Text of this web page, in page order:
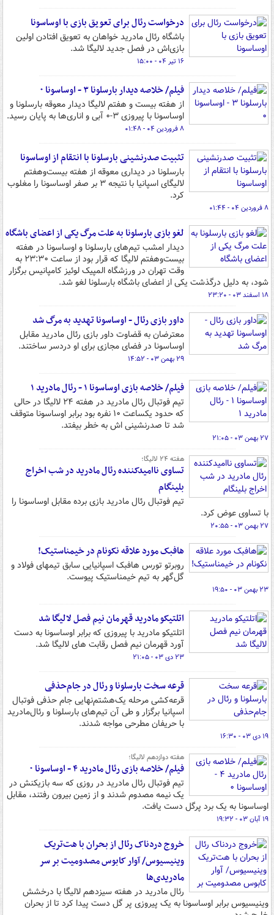
درخواست رئال برای تعویق بازی با اوساسونا
باشگاه رئال مادرید خواهان به تعویق افتادن اولین
بازی‌اش در فصل جدید لالیگا شد.
۱۶ تیر ۰۴ - ۱۵:۰۰
فیلم/ خلاصه دیدار بارسلونا ۳ - اوساسونا ۰
از هفته بیست و هفتم لالیگا دیدار معوقه بارسلونا و
اوساسونا با پیروزی ۳-۰ آبی و اناری‌ها به پایان رسید.
۸ فروردین ۰۴ - ۰۱:۴۸
تثبیت صدرنشینی بارسلونا با انتقام از اوساسونا
بارسلونا در دیداری معوقه از هفته‌ بیست‌وهفتم
لالیگای اسپانیا با نتیجه ۳ بر صفر اوساسونا را مغلوب
کرد.
۸ فروردین ۰۴ - ۰۱:۴۴
لغو بازی بارسلونا به علت مرگ یکی از اعضای باشگاه
دیدار امشب تیم‌های بارسلونا و اوساسونا در هفته
بیست‌وهفتم لالیگا که قرار بود از ساعت ۲۳:۳۰ به
وقت تهران در ورزشگاه المپیک لوئیز کامپانیس برگزار
شود، به دلیل درگذشت یکی از اعضای باشگاه بارسلونا لغو شد.
۱۸ اسفند ۰۳ - ۲۳:۲۰
داور بازی رئال - اوساسونا تهدید به مرگ شد
معترضان به قضاوت داور بازی رئال مادرید مقابل
اوساسونا در فضای مجازی برای او دردسر ساختند.
۲۹ بهمن ۰۳ - ۱۴:۵۲
فیلم/ خلاصه بازی اوساسونا ۱ - رئال مادرید ۱
تیم فوتبال رئال مادرید در هفته ۲۴ لالیگا در حالی
که حدود یکساعت ۱۰ نفره بود برابر اوساسونا متوقف
شد تا صدرنشینی اش به خطر بیفتد.
۲۷ بهمن ۰۳ - ۲۱:۰۵
هفته ۲۴ لالیگا؛
تساوی ناامیدکننده رئال مادرید در شب اخراج
بلینگام
تیم فوتبال رئال مادرید بازی برده مقابل اوساسونا را
با تساوی عوض کرد.
۲۷ بهمن ۰۳ - ۲۰:۵۵
هافبک مورد علاقه نکونام در خیمناستیک!
روبرتو تورس هافبک اسپانیایی سابق تیمهای فولاد و
گل‌گهر به تیم خیمناستیک پیوست.
۲۳ بهمن ۰۳ - ۱۹:۵۰
اتلتیکو مادرید قهرمان نیم فصل لالیگا شد
اتلتیکو مادرید با پیروزی که برابر اوساسونا به دست
آورد قهرمان نیم فصل رقابت های لالیگا شد.
۲۳ دی ۰۳ - ۲۱:۰۵
قرعه سخت بارسلونا و رئال در جام‌حذفی
قرعه‌کشی مرحله یک‌هشتم‌نهایی جام حذفی فوتبال
اسپانیا برگزار و طی آن تیم‌های بارسلونا و رئال‌مادرید
با حریفان مطرحی مواجه شدند.
۱۹ دی ۰۳ - ۱۶:۳۰
هفته دوازدهم لالیگا؛
فیلم/ خلاصه بازی رئال مادرید ۴ - اوساسونا ۰
تیم فوتبال رئال مادرید در روزی که سه بازیکنش در
یک نیمه مصدوم شدند و از زمین بیرون رفتند، مقابل
اوساسونا به یک برد پرگل دست یافت.
۱۹ آبان ۰۳ - ۱۹:۳۲
خروج دردناک رئال از بحران با هت‌تریک
وینیسیوس/ آوار کابوس مصدومیت بر سر
مادریدی‌ها
رئال مادرید در هفته سیزدهم لالیگا با درخشش
وینیسیوس برابر اوساسونا به یک پیروزی پر گل دست پیدا کرد تا از بحران